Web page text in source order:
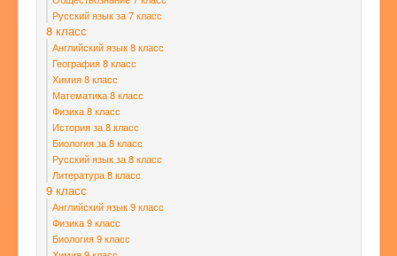
Русский язык за 7 класс
8 класс
Английский язык 8 класс
География 8 класс
Химия 8 класс
Математика 8 класс
Физика 8 класс
История за 8 класс
Биология за 8 класс
Русский язык за 8 класс
Литература 8 класс
9 класс
Английский язык 9 класс
Физика 9 класс
Биология 9 класс